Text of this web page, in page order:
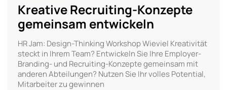
Kreative Recruiting-Konzepte
gemeinsam entwickeln
HR Jam: Design-Thinking Workshop Wieviel Kreativität
steckt in Ihrem Team? Entwickeln Sie Ihre Employer-
Branding- und Recruiting-Konzepte gemeinsam mit
anderen Abteilungen? Nutzen Sie Ihr volles Potential,
Mitarbeiter zu gewinnen